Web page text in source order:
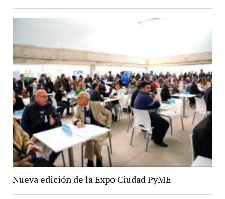
Nueva edición de la Expo Ciudad PyME